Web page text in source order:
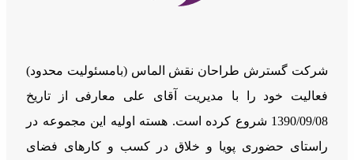
شرکت گسترش طراحان نقش الماس (بامسئوليت محدود)
فعالیت خود را با مدیریت آقای علی معارفی از تاریخ
1390/09/08 شروع کرده است. هسته اولیه این مجموعه در
راستای حضوری پویا و خلاق در کسب و کارهای فضای